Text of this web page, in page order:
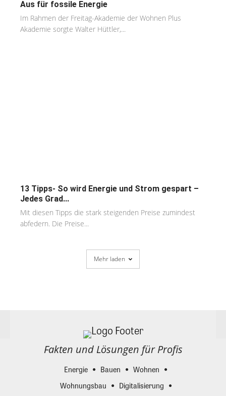
Aus für fossile Energie
Im Rahmen der Freitag-Akademie der Wohnen Plus
Akademie sorgte Walter Hüttler,...
13 Tipps- So wird Energie und Strom gespart –
Jedes Grad...
Mit diesen Tipps die stark steigenden Preise zumindest
abfedern. Die Preise...
Mehr laden
Fakten und Lösungen für Profis
Energie Bauen
Wohnen
Wohnungsbau
Digitalisierung